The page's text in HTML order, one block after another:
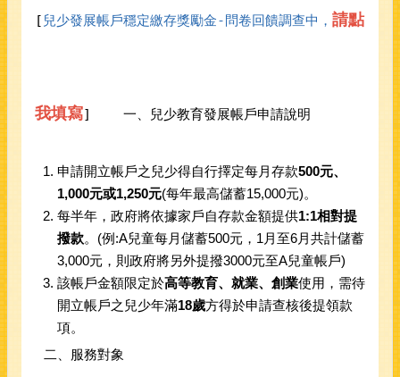
[ 兒少發展帳戶穩定繳存獎勵金-問卷回饋調查中， 請點
我填寫]    一、兒少教育發展帳戶申請說明
申請開立帳戶之兒少得自行擇定每月存款500元、
1,000元或1,250元(每年最高儲蓄15,000元)。
每半年，政府將依據家戶自存款金額提供1:1相對提
撥款。(例:A兒童每月儲蓄500元，1月至6月共計儲蓄
3,000元，則政府將另外提撥3000元至A兒童帳戶)
該帳戶金額限定於高等教育、就業、創業使用，需待
開立帳戶之兒少年滿18歲方得於申請查核後提領款
項。
二、服務對象